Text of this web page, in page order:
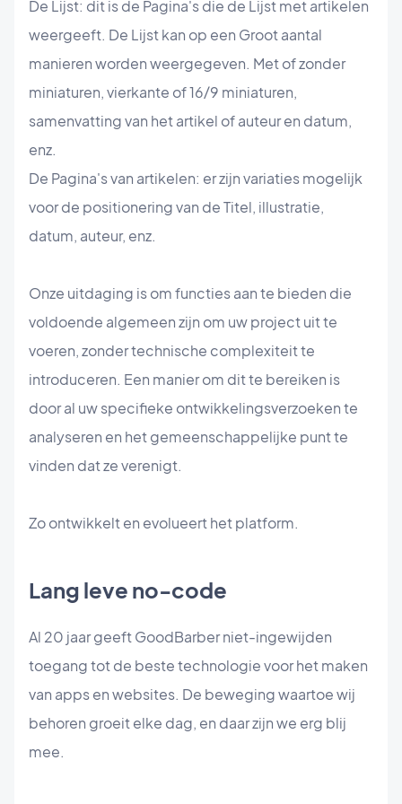
De Lijst: dit is de Pagina's die de Lijst met artikelen
weergeeft. De Lijst kan op een Groot aantal
manieren worden weergegeven. Met of zonder
miniaturen, vierkante of 16/9 miniaturen,
samenvatting van het artikel of auteur en datum,
enz.
De Pagina's van artikelen: er zijn variaties mogelijk
voor de positionering van de Titel, illustratie,
datum, auteur, enz.
Onze uitdaging is om functies aan te bieden die
voldoende algemeen zijn om uw project uit te
voeren, zonder technische complexiteit te
introduceren. Een manier om dit te bereiken is
door al uw specifieke ontwikkelingsverzoeken te
analyseren en het gemeenschappelijke punt te
vinden dat ze verenigt.
Zo ontwikkelt en evolueert het platform.
Lang leve no-code
Al 20 jaar geeft GoodBarber niet-ingewijden
toegang tot de beste technologie voor het maken
van apps en websites. De beweging waartoe wij
behoren groeit elke dag, en daar zijn we erg blij
mee.